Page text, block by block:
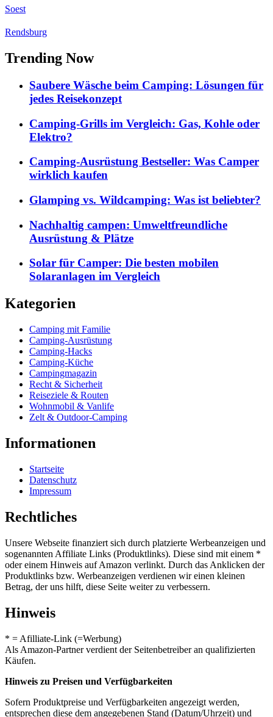
Soest
Rendsburg
Trending Now
Saubere Wäsche beim Camping: Lösungen für
jedes Reisekonzept
Camping-Grills im Vergleich: Gas, Kohle oder
Elektro?
Camping-Ausrüstung Bestseller: Was Camper
wirklich kaufen
Glamping vs. Wildcamping: Was ist beliebter?
Nachhaltig campen: Umweltfreundliche
Ausrüstung & Plätze
Solar für Camper: Die besten mobilen
Solaranlagen im Vergleich
Kategorien
Camping mit Familie
Camping-Ausrüstung
Camping-Hacks
Camping-Küche
Campingmagazin
Recht & Sicherheit
Reiseziele & Routen
Wohnmobil & Vanlife
Zelt & Outdoor-Camping
Informationen
Startseite
Datenschutz
Impressum
Rechtliches
Unsere Webseite finanziert sich durch platzierte Werbeanzeigen und
sogenannten Affiliate Links (Produktlinks). Diese sind mit einem *
oder einem Hinweis auf Amazon verlinkt. Durch das Anklicken der
Produktlinks bzw. Werbeanzeigen verdienen wir einen kleinen
Betrag, der uns hilft, diese Seite weiter zu verbessern.
Hinweis
* = Afilliate-Link (=Werbung)
Als Amazon-Partner verdient der Seitenbetreiber an qualifizierten
Käufen.
Hinweis zu Preisen und Verfügbarkeiten
Sofern Produktpreise und Verfügbarkeiten angezeigt werden,
entsprechen diese dem angegebenen Stand (Datum/Uhrzeit) und